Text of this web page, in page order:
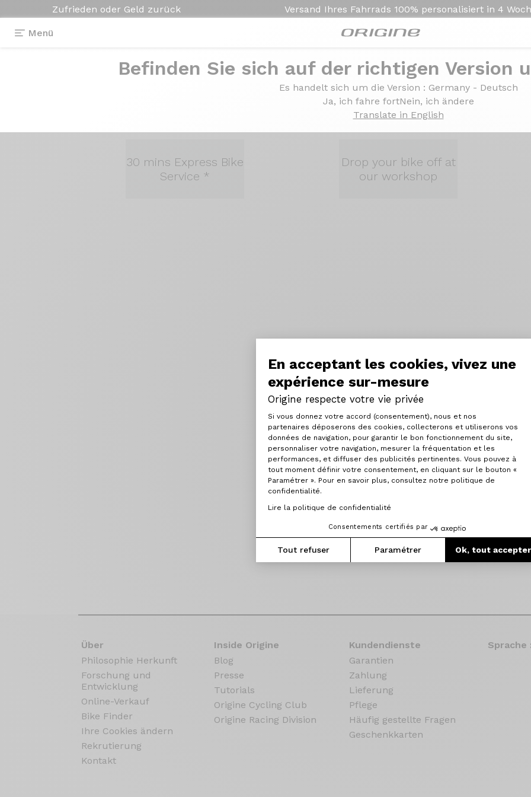
En acceptant les cookies, vivez une
expérience sur-mesure
Origine respecte votre vie privée
Plateforme de Gestion du
Si vous donnez votre accord (consentement), nous et nos
partenaires déposerons des cookies, collecterons et utiliserons vos
données de navigation, pour garantir le bon fonctionnement du site,
personnaliser votre navigation, mesurer la fréquentation et les
performances, et diffuser des publicités pertinentes. Vous pouvez à
tout moment définir votre consentement, en cliquant sur le bouton «
Paramétrer ». Pour en savoir plus, consultez notre politique de
confidentialité.
Lire la politique de confidentialité
Consentements certifiés par
Tout refuser Paramétrer Ok, tout accepter
Axeptio consent
Zufrieden oder Geld zurück Versand Ihres Fahrrads 100% personalisiert in 4
Menü
Befinden Sie sich auf der richtigen Version
Es handelt sich um die Version : Germany - Deutsch
Ja, ich fahre fortNein, ich ändere
Translate in English
Kalenderder Gesprächstermine
30 mins Express Bike
Service *
Drop your bike off at
our workshop
Über
Philosophie Herkunft
Forschung und
Entwicklung
Online-Verkauf
Bike Finder
Ihre Cookies ändern
Rekrutierung
Kontakt
Inside Origine
Blog
Presse
Tutorials
Origine Cycling Club
Origine Racing Division
Kundendienste
Garantien
Zahlung
Lieferung
Pflege
Häufig gestellte Fragen
Geschenkkarten
Sprache :